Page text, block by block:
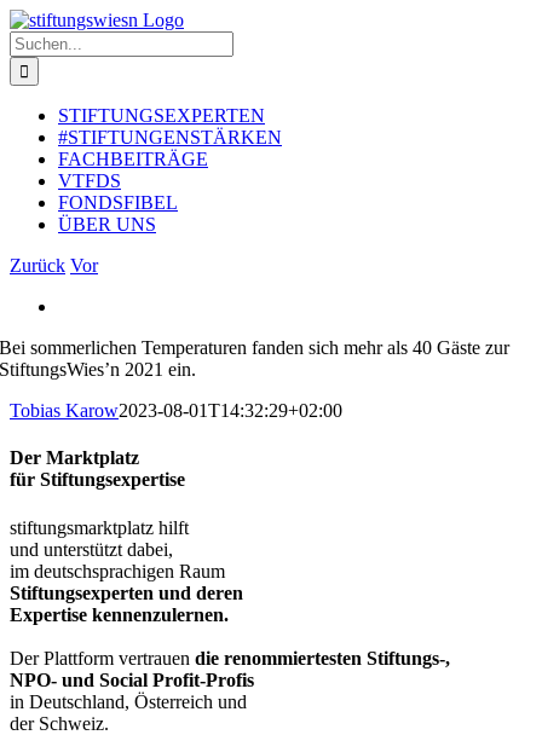
Zum
Inhalt
springen
Suche
nach:
STIFTUNGSEXPERTEN
#STIFTUNGENSTÄRKEN
FACHBEITRÄGE
VTFDS
FONDSFIBEL
ÜBER UNS
Zurück Vor
Bild
Bei sommerlichen Temperaturen fanden sich mehr als 40 Gäste zur
StiftungsWies’n 2021 ein.
Tobias Karow2023-08-01T14:32:29+02:00
Der Marktplatz
für Stiftungsexpertise
stiftungsmarktplatz hilft
und unterstützt dabei,
im deutschsprachigen Raum
Stiftungsexperten und deren
Expertise kennenzulernen.
Der Plattform vertrauen die renommiertesten Stiftungs-,
NPO- und Social Profit-Profis
in Deutschland, Österreich und
der Schweiz.